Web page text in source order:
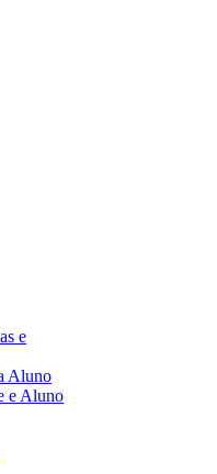
e
Aluno
e Aluno